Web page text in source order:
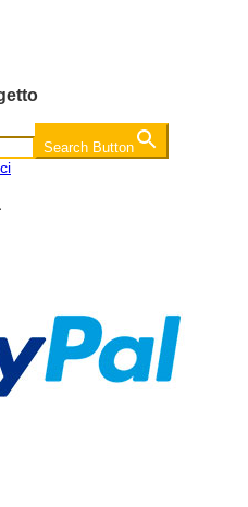
Search Button